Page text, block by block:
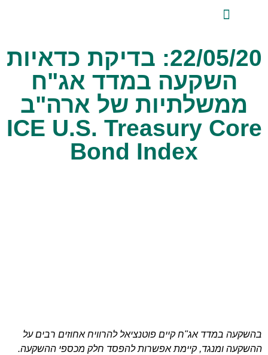
22/05/20: בדיקת כדאיות
השקעה במדד אג"ח
ממשלתיות של ארה"ב
ICE U.S. Treasury Core
Bond Index
בהשקעה במדד אג"ח קיים פוטנציאל להרוויח אחוזים רבים על
ההשקעה ומנגד, קיימת אפשרות להפסד חלק מכספי ההשקעה.